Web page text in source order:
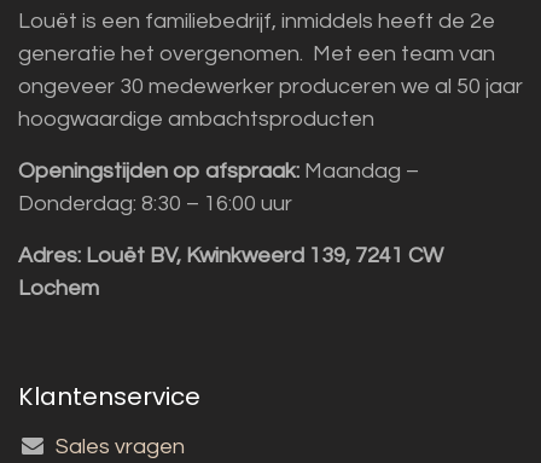
Louët is een familiebedrijf, inmiddels heeft de 2e
generatie het overgenomen. Met een team van
ongeveer 30 medewerker produceren we al 50 jaar
hoogwaardige ambachtsproducten
Openingstijden op afspraak: Maandag –
Donderdag: 8:30 – 16:00 uur
Adres: Louët BV, Kwinkweerd 139, 7241 CW
Lochem
Klantenservice
Sales vragen